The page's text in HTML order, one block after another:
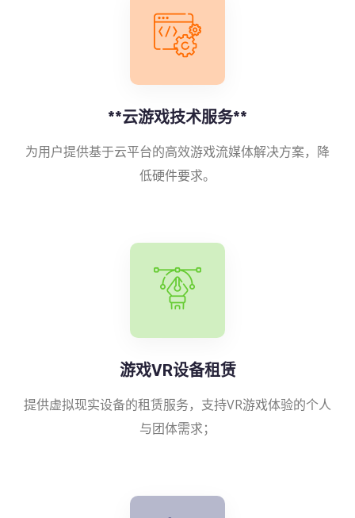
**云游戏技术服务**
为用户提供基于云平台的高效游戏流媒体解决方案，降
低硬件要求。
游戏VR设备租赁
提供虚拟现实设备的租赁服务，支持VR游戏体验的个人
与团体需求；